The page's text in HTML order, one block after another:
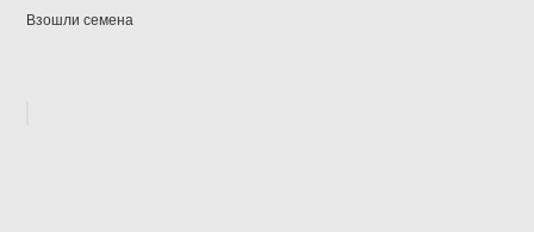
Взошли семена